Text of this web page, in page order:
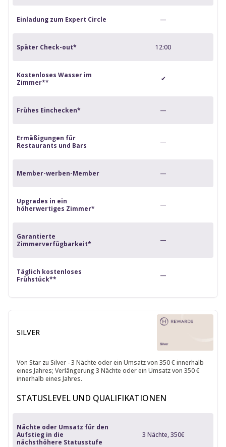
Einladung zum Expert Circle —
Später Check-out* 12:00
Kostenloses Wasser im
Zimmer**
✔
Frühes Einchecken* —
Ermäßigungen für
Restaurants und Bars
—
Member-werben-Member —
Upgrades in ein
höherwertiges Zimmer*
—
Garantierte
Zimmerverfügbarkeit*
—
Täglich kostenloses
Frühstück**
—
SILVER
Von Star zu Silver - 3 Nächte oder ein Umsatz von 350 € innerhalb
eines Jahres; Verlängerung 3 Nächte oder ein Umsatz von 350 €
innerhalb eines Jahres.
STATUSLEVEL UND QUALIFIKATIONEN
Nächte oder Umsatz für den
Aufstieg in die
nächsthöhere Statusstufe
3 Nächte, 350€